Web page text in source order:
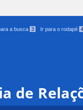
a busca 3 Ir para o rodapé 4
de